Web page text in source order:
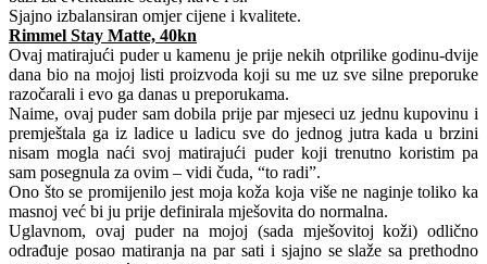
Sjajno izbalansiran omjer cijene i kvalitete.
Rimmel Stay Matte, 40kn
Ovaj matirajući puder u kamenu je prije nekih otprilike godinu-dvije
dana bio na mojoj listi proizvoda koji su me uz sve silne preporuke
razočarali i evo ga danas u preporukama.
Naime, ovaj puder sam dobila prije par mjeseci uz jednu kupovinu i
premještala ga iz ladice u ladicu sve do jednog jutra kada u brzini
nisam mogla naći svoj matirajući puder koji trenutno koristim pa
sam posegnula za ovim – vidi čuda, “to radi”.
Ono što se promijenilo jest moja koža koja više ne naginje toliko ka
masnoj već bi ju prije definirala mješovita do normalna.
Uglavnom, ovaj puder na mojoj (sada mješovitoj koži) odlično
odrađuje posao matiranja na par sati i sjajno se slaže sa prethodno